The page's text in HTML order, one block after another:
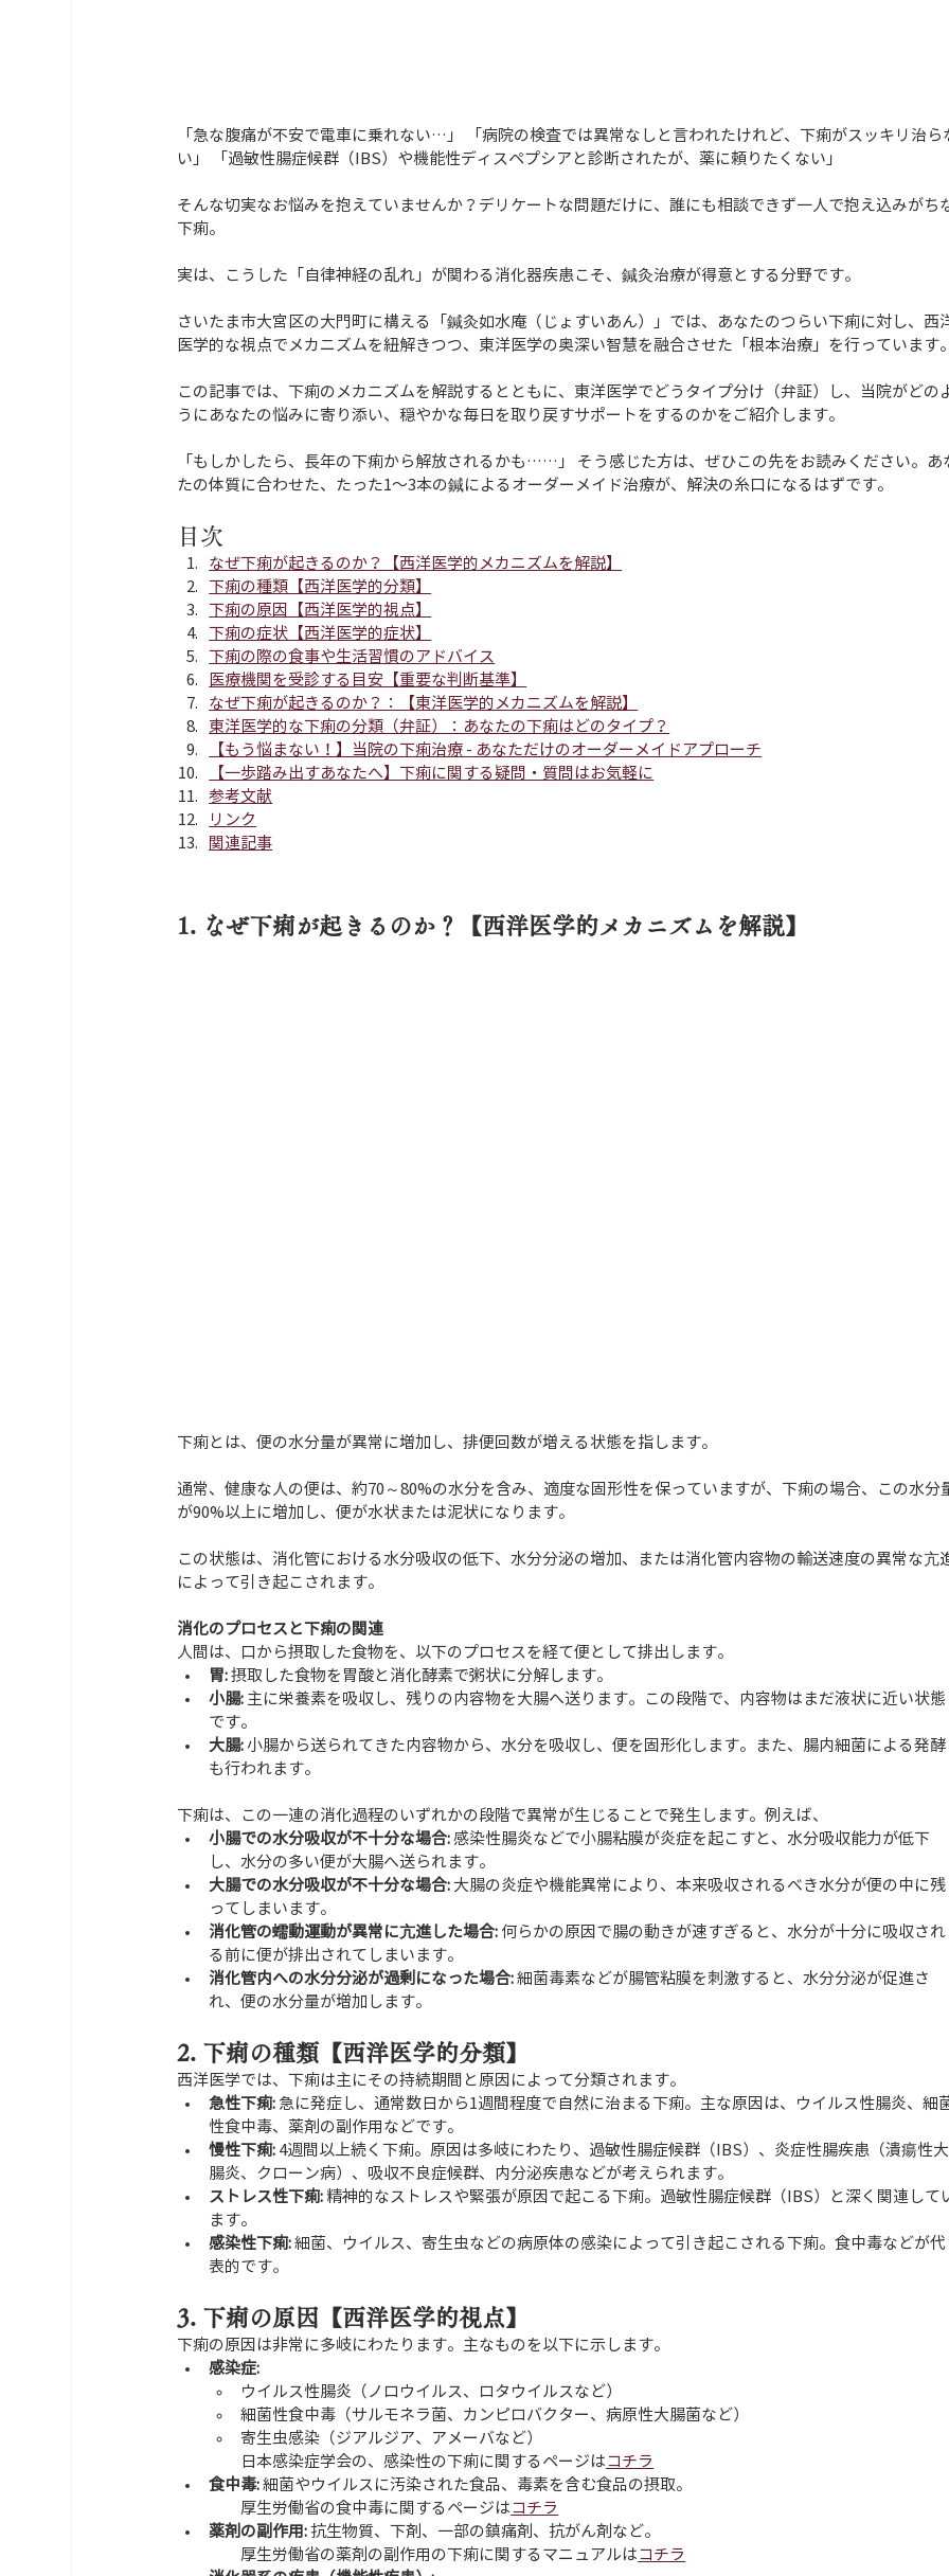
「急な腹痛が不安で電車に乗れない…」 「病院の検査では異常なしと言われたけれど、下痢がスッキリ治ら
い」 「過敏性腸症候群（IBS）や機能性ディスペプシアと診断されたが、薬に頼りたくない」
そんな切実なお悩みを抱えていませんか？デリケートな問題だけに、誰にも相談できず一人で抱え込みがち
下痢。
実は、こうした「自律神経の乱れ」が関わる消化器疾患こそ、鍼灸治療が得意とする分野です。
さいたま市大宮区の大門町に構える「鍼灸如水庵（じょすいあん）」では、あなたのつらい下痢に対し、西
医学的な視点でメカニズムを紐解きつつ、東洋医学の奥深い智慧を融合させた「根本治療」を行っています
この記事では、下痢のメカニズムを解説するとともに、東洋医学でどうタイプ分け（弁証）し、当院がどの
うにあなたの悩みに寄り添い、穏やかな毎日を取り戻すサポートをするのかをご紹介します。
「もしかしたら、長年の下痢から解放されるかも……」 そう感じた方は、ぜひこの先をお読みください。あ
たの体質に合わせた、たった1〜3本の鍼によるオーダーメイド治療が、解決の糸口になるはずです。
目次
なぜ下痢が起きるのか？【西洋医学的メカニズムを解説】
下痢の種類【西洋医学的分類】
下痢の原因【西洋医学的視点】
下痢の症状【西洋医学的症状】
下痢の際の食事や生活習慣のアドバイス
医療機関を受診する目安【重要な判断基準】
なぜ下痢が起きるのか？：【東洋医学的メカニズムを解説】
東洋医学的な下痢の分類（弁証）：あなたの下痢はどのタイプ？
【もう悩まない！】当院の下痢治療 - あなただけのオーダーメイドアプローチ
【一歩踏み出すあなたへ】下痢に関する疑問・質問はお気軽に
参考文献
リンク
関連記事
1. なぜ下痢が起きるのか？【西洋医学的メカニズムを解説】
下痢とは、便の水分量が異常に増加し、排便回数が増える状態を指します。
通常、健康な人の便は、約70～80%の水分を含み、適度な固形性を保っていますが、下痢の場合、この水分
が90%以上に増加し、便が水状または泥状になります。
この状態は、消化管における水分吸収の低下、水分分泌の増加、または消化管内容物の輸送速度の異常な亢
によって引き起こされます。
消化のプロセスと下痢の関連
人間は、口から摂取した食物を、以下のプロセスを経て便として排出します。
胃: 摂取した食物を胃酸と消化酵素で粥状に分解します。
小腸: 主に栄養素を吸収し、残りの内容物を大腸へ送ります。この段階で、内容物はまだ液状に近い状態
です。
大腸: 小腸から送られてきた内容物から、水分を吸収し、便を固形化します。また、腸内細菌による発酵
も行われます。
下痢は、この一連の消化過程のいずれかの段階で異常が生じることで発生します。例えば、
小腸での水分吸収が不十分な場合: 感染性腸炎などで小腸粘膜が炎症を起こすと、水分吸収能力が低下
し、水分の多い便が大腸へ送られます。
大腸での水分吸収が不十分な場合: 大腸の炎症や機能異常により、本来吸収されるべき水分が便の中に残
ってしまいます。
消化管の蠕動運動が異常に亢進した場合: 何らかの原因で腸の動きが速すぎると、水分が十分に吸収され
る前に便が排出されてしまいます。
消化管内への水分分泌が過剰になった場合: 細菌毒素などが腸管粘膜を刺激すると、水分分泌が促進さ
れ、便の水分量が増加します。
2. 下痢の種類【西洋医学的分類】
西洋医学では、下痢は主にその持続期間と原因によって分類されます。
急性下痢: 急に発症し、通常数日から1週間程度で自然に治まる下痢。主な原因は、ウイルス性腸炎、細
性食中毒、薬剤の副作用などです。
慢性下痢: 4週間以上続く下痢。原因は多岐にわたり、過敏性腸症候群（IBS）、炎症性腸疾患（潰瘍性大
腸炎、クローン病）、吸収不良症候群、内分泌疾患などが考えられます。
ストレス性下痢: 精神的なストレスや緊張が原因で起こる下痢。過敏性腸症候群（IBS）と深く関連して
ます。
感染性下痢: 細菌、ウイルス、寄生虫などの病原体の感染によって引き起こされる下痢。食中毒などが代
表的です。
3. 下痢の原因【西洋医学的視点】
下痢の原因は非常に多岐にわたります。主なものを以下に示します。
感染症:
ウイルス性腸炎（ノロウイルス、ロタウイルスなど）
細菌性食中毒（サルモネラ菌、カンピロバクター、病原性大腸菌など）
寄生虫感染（ジアルジア、アメーバなど）
日本感染症学会の、感染性の下痢に関するページは コチラ
食中毒: 細菌やウイルスに汚染された食品、毒素を含む食品の摂取。
厚生労働省の食中毒に関するページは コチラ
薬剤の副作用: 抗生物質、下剤、一部の鎮痛剤、抗がん剤など。
厚生労働省の薬剤の副作用の下痢に関するマニュアルは コチラ